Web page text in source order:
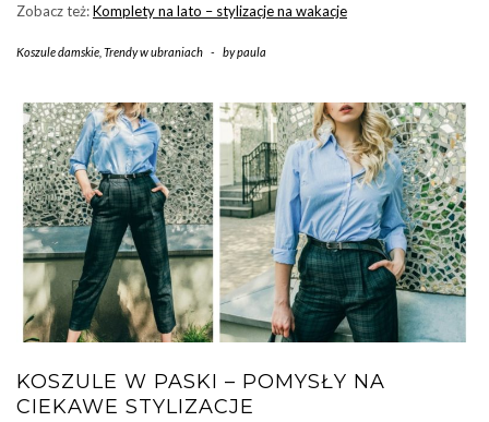
Zobacz też:Komplety na lato – stylizacje na wakacje
Koszule damskie Trendy w ubraniach - bypaula
KOSZULE W PASKI – POMYSŁY NA
CIEKAWE STYLIZACJE